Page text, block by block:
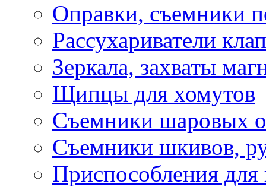
Оправки, съемники
Рассухариватели
Зеркала, захваты
Щипцы для хомутов
Съемники шаровых
Съемники шкивов,
Приспособления для